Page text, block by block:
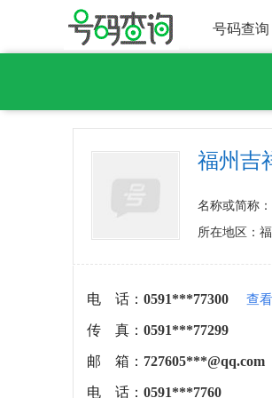
号码查询
福州吉
名称或简称
所在地区：
电 话： 0591***77300 查
传 真： 0591***77299
邮 箱： 727605***@qq.com
电 话： 0591***7760